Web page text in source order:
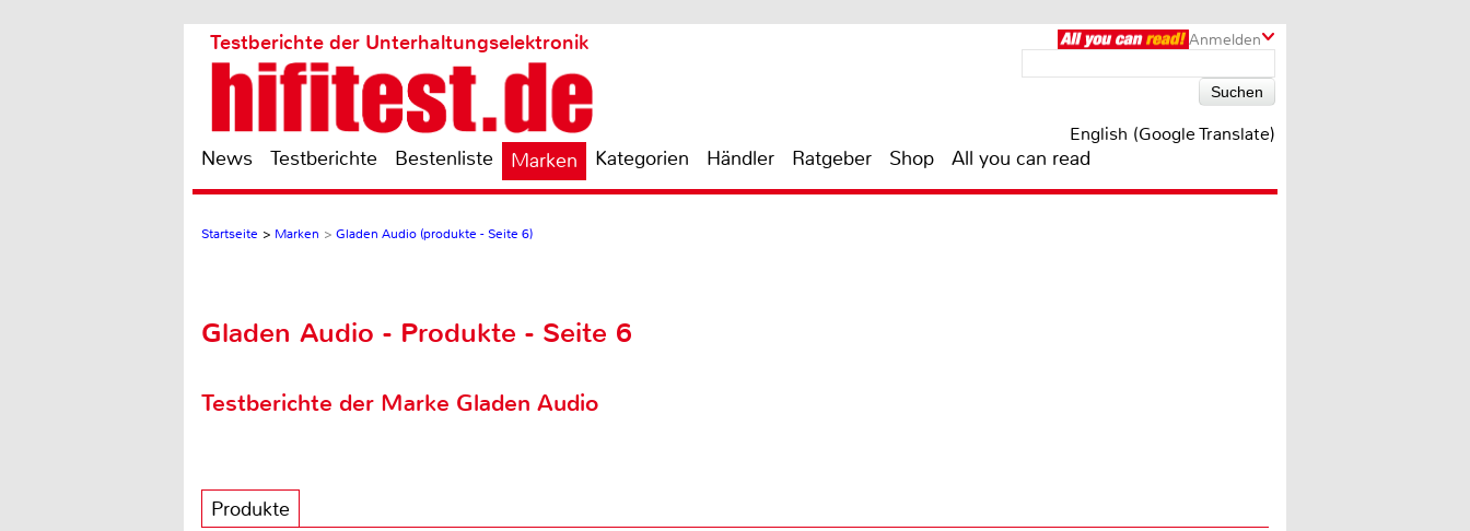
Anmelden
Testberichte der Unterhaltungselektronik
English (Google Translate)
News Testberichte Bestenliste Marken Kategorien Händler Ratgeber Shop All you can read
Startseite > Marken > Gladen Audio (produkte - Seite 6)
Gladen Audio - Produkte - Seite 6
Testberichte der Marke Gladen Audio
Produkte